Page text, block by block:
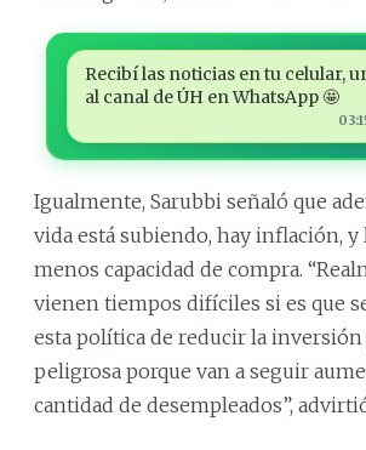
Recibí las noticias en tu celular,
al canal de ÚH en WhatsApp 🤩
Igualmente, Sarubbi señaló que
vida está subiendo, hay inflación,
menos capacidad de compra.
vienen tiempos difíciles si es que
esta política de reducir la
peligrosa porque van a seguir
cantidad de desempleados”,